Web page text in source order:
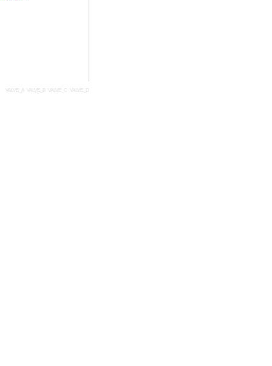
VALVE_A VALVE_B VALVE_C VALVE_D